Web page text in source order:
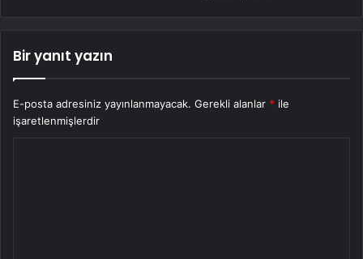
Bir yanıt yazın
E-posta adresiniz yayınlanmayacak. Gerekli alanlar * ile
işaretlenmişlerdir